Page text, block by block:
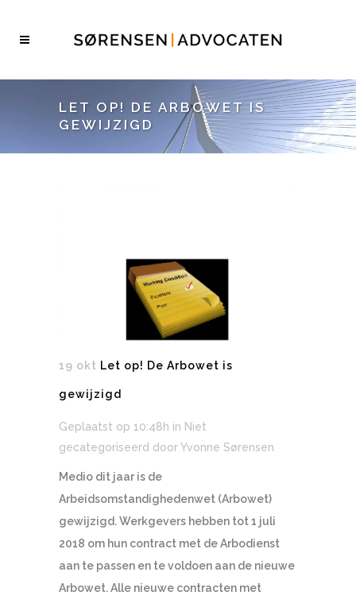
LET OP! DE ARBOWET IS
GEWIJZIGD
19 okt Let op! De Arbowet is
gewijzigd
Geplaatst op 10:48h in Niet
gecategoriseerd doorYvonne Sørensen
Medio dit jaar is de
Arbeidsomstandighedenwet (Arbowet)
gewijzigd. Werkgevers hebben tot 1 juli
2018 om hun contract met de Arbodienst
aan te passen en te voldoen aan de nieuwe
Arbowet. Alle nieuwe contracten met